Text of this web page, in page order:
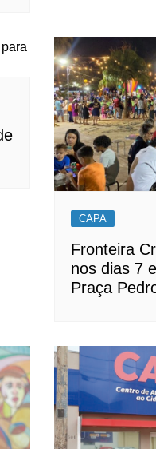
CAPA
Fronteira
nos dias 7
Praça